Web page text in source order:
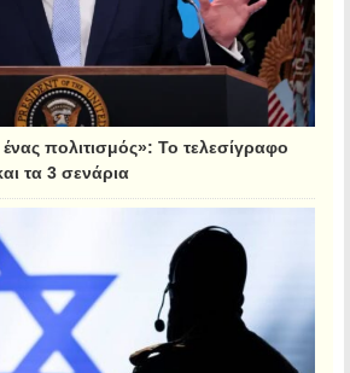
πολιτισμός»: Το τελεσίγραφο
τα 3 σενάρια